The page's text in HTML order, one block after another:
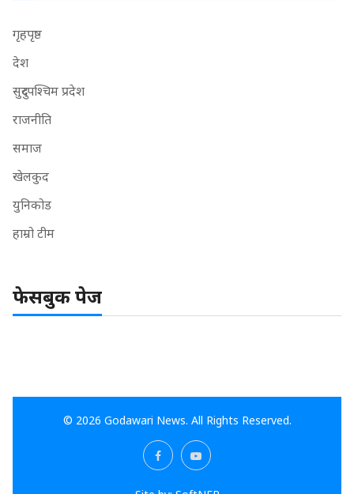
गृहपृष्ठ
देश
सुदुरपश्चिम प्रदेश
राजनीति
समाज
खेलकुद
युनिकोड
हाम्रो टीम
फेसबुक पेज
© 2026 Godawari News. All Rights Reserved.